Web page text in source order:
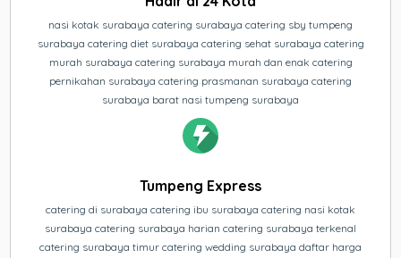
nasi kotak surabaya catering surabaya catering sby tumpeng
surabaya catering diet surabaya catering sehat surabaya catering
murah surabaya catering surabaya murah dan enak catering
pernikahan surabaya catering prasmanan surabaya catering
surabaya barat nasi tumpeng surabaya
Tumpeng Express
catering di surabaya catering ibu surabaya catering nasi kotak
surabaya catering surabaya harian catering surabaya terkenal
catering surabaya timur catering wedding surabaya daftar harga